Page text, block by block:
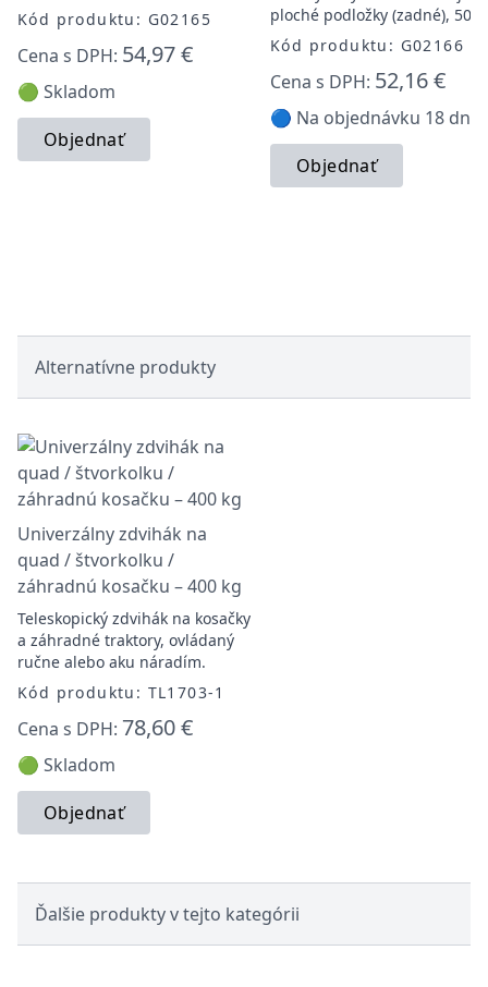
Kód produktu: G02165
Cena s DPH: 54,97 €
🟢 Skladom
Objednať
ploché podložky (zadné), 500
Kód produktu: G02166
Cena s DPH: 52,16 €
🔵 Na objednávku 18 dní
Objednať
Alternatívne produkty
Univerzálny zdvihák na
quad / štvorkolku /
záhradnú kosačku – 400 kg
Teleskopický zdvihák na kosačky
a záhradné traktory, ovládaný
ručne alebo aku náradím.
Kód produktu: TL1703-1
Cena s DPH: 78,60 €
🟢 Skladom
Objednať
Ďalšie produkty v tejto kategórii